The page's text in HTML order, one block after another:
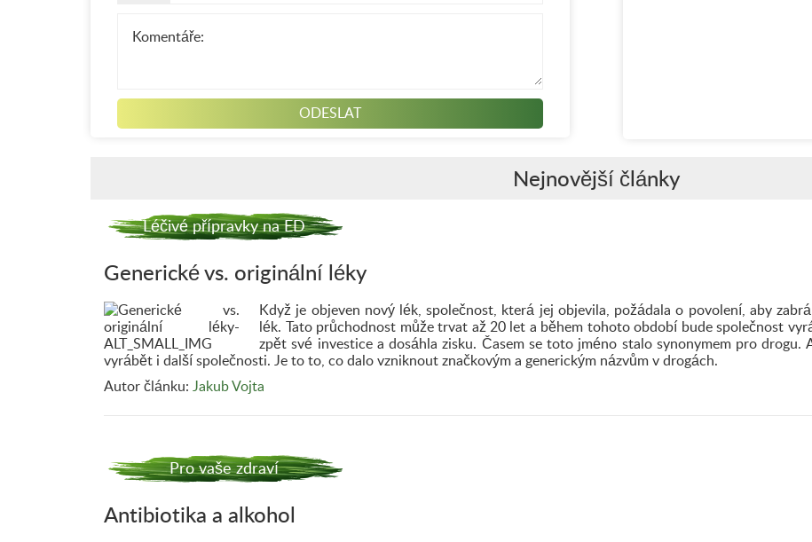
Nejnovější články
Léčivé přípravky na ED
Generické vs. originální léky
Když je objeven nový lék, společnost, která jej objevila, požádala o povolení, aby
lék. Tato průchodnost může trvat až 20 let a během tohoto období bude společnost
zpět své investice a dosáhla zisku. Časem se toto jméno stalo synonymem pro
vyrábět i další společnosti. Je to to, co dalo vzniknout značkovým a generickým názvům v drogách.
Autor článku: Jakub Vojta
Pro vaše zdraví
Antibiotika a alkohol